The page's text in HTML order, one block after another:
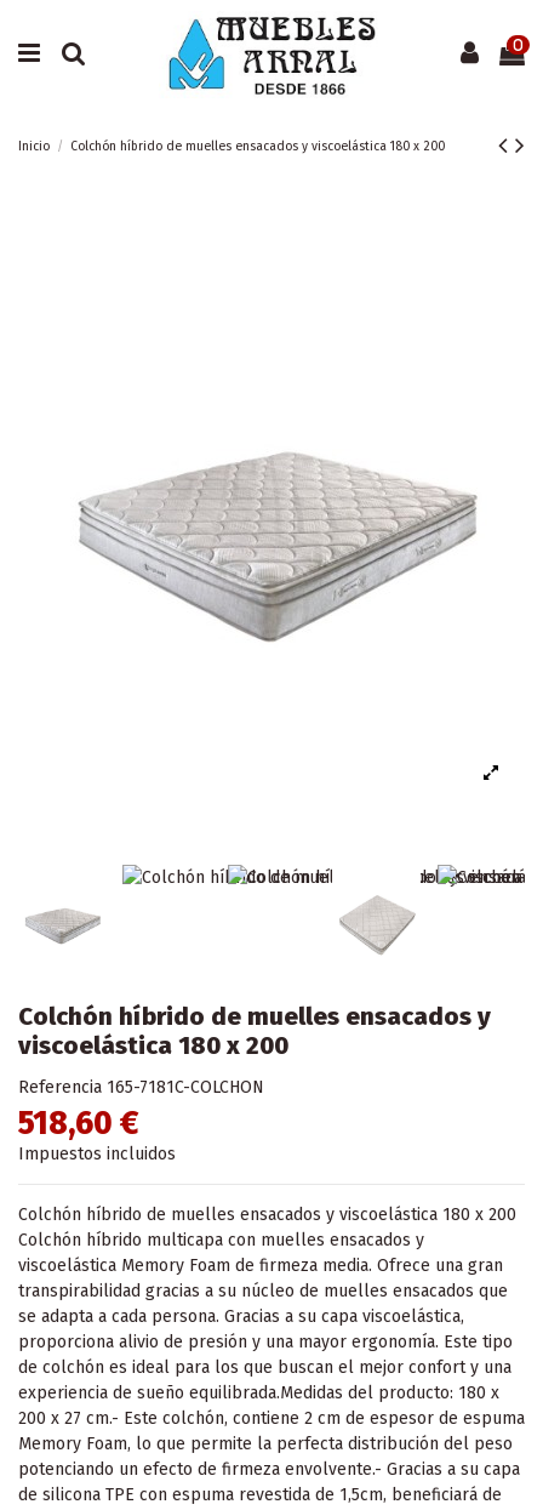
0
Inicio Colchón híbrido de muelles ensacados y viscoelástica 180 x 200
Colchón híbrido de muelles ensacados y
viscoelástica 180 x 200
Referencia 165-7181C-COLCHON
518,60 €
Impuestos incluidos
Colchón híbrido de muelles ensacados y viscoelástica 180 x 200
Colchón híbrido multicapa con muelles ensacados y
viscoelástica Memory Foam de firmeza media. Ofrece una gran
transpirabilidad gracias a su núcleo de muelles ensacados que
se adapta a cada persona. Gracias a su capa viscoelástica,
proporciona alivio de presión y una mayor ergonomía. Este tipo
de colchón es ideal para los que buscan el mejor confort y una
experiencia de sueño equilibrada.Medidas del producto: 180 x
200 x 27 cm.- Este colchón, contiene 2 cm de espesor de espuma
Memory Foam, lo que permite la perfecta distribución del peso
potenciando un efecto de firmeza envolvente.- Gracias a su capa
de silicona TPE con espuma revestida de 1,5cm, beneficiará de